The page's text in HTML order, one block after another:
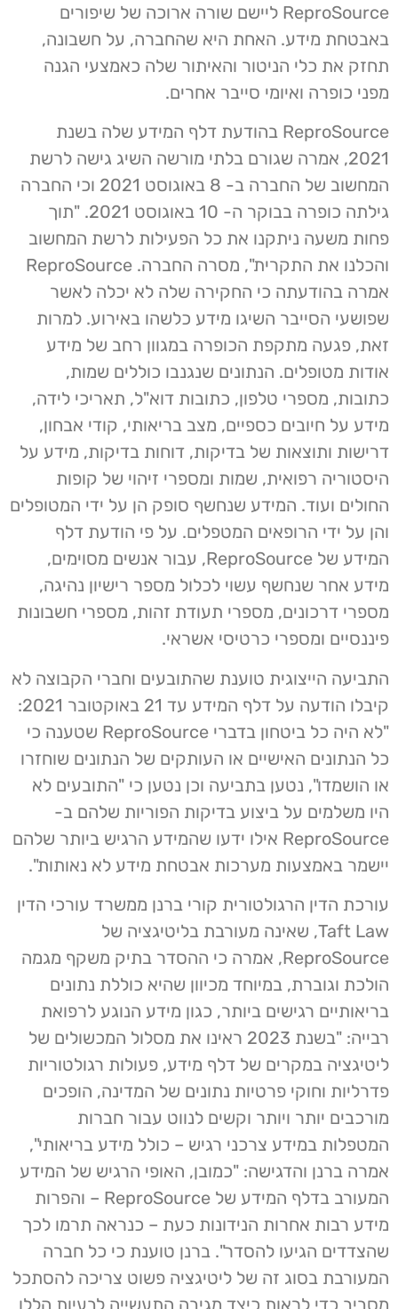
ReproSource ליישם שורה ארוכה של שיפורים
באבטחת מידע. האחת היא שהחברה, על חשבונה,
תחזק את כלי הניטור והאיתור שלה כאמצעי הגנה
מפני כופרה ואיומי סייבר אחרים.
ReproSource בהודעת דלף המידע שלה בשנת
2021, אמרה שגורם בלתי מורשה השיג גישה לרשת
המחשוב של החברה ב- 8 באוגוסט 2021 וכי החברה
גילתה כופרה בבוקר ה- 10 באוגוסט 2021. "תוך
פחות משעה ניתקנו את כל הפעילות לרשת המחשוב
והכלנו את התקרית", מסרה החברה. ReproSource
אמרה בהודעתה כי החקירה שלה לא יכלה לאשר
שפושעי הסייבר השיגו מידע כלשהו באירוע. למרות
זאת, פגעה מתקפת הכופרה במגוון רחב של מידע
אודות מטופלים. הנתונים שנגנבו כוללים שמות,
כתובות, מספרי טלפון, כתובות דוא"ל, תאריכי לידה,
מידע על חיובים כספיים, מצב בריאותי, קודי אבחון,
דרישות ותוצאות של בדיקות, דוחות בדיקות, מידע על
היסטוריה רפואית, שמות ומספרי זיהוי של קופות
החולים ועוד. המידע שנחשף סופק הן על ידי המטופלים
והן על ידי הרופאים המטפלים. על פי הודעת דלף
המידע של ReproSource, עבור אנשים מסוימים,
מידע אחר שנחשף עשוי לכלול מספר רישיון נהיגה,
מספרי דרכונים, מספרי תעודת זהות, מספרי חשבונות
פיננסיים ומספרי כרטיסי אשראי.
התביעה הייצוגית טוענת שהתובעים וחברי הקבוצה לא
קיבלו הודעה על דלף המידע עד 21 באוקטובר 2021:
"לא היה כל ביטחון בדברי ReproSource שטענה כי
כל הנתונים האישיים או העותקים של הנתונים שוחזרו
או הושמדו", נטען בתביעה וכן נטען כי "התובעים לא
היו משלמים על ביצוע בדיקות הפוריות שלהם ב-
ReproSource אילו ידעו שהמידע הרגיש ביותר שלהם
יישמר באמצעות מערכות אבטחת מידע לא נאותות".
עורכת הדין הרגולטורית קורי ברנן ממשרד עורכי הדין
Taft Law, שאינה מעורבת בליטיגציה של
ReproSource, אמרה כי ההסדר בתיק משקף מגמה
הולכת וגוברת, במיוחד מכיוון שהיא כוללת נתונים
בריאותיים רגישים ביותר, כגון מידע הנוגע לרפואת
רבייה: "בשנת 2023 ראינו את מסלול המכשולים של
ליטיגציה במקרים של דלף מידע, פעולות רגולטוריות
פדרליות וחוקי פרטיות נתונים של המדינה, הופכים
מורכבים יותר ויותר וקשים לנווט עבור חברות
המטפלות במידע צרכני רגיש – כולל מידע בריאותי",
אמרה ברנן והדגישה: "כמובן, האופי הרגיש של המידע
המעורב בדלף המידע של ReproSource – והפרות
מידע רבות אחרות הנידונות כעת – כנראה תרמו לכך
שהצדדים הגיעו להסדר". ברנן טוענת כי כל חברה
המעורבת בסוג זה של ליטיגציה פשוט צריכה להסתכל
מסביב כדי לראות כיצד מגיבה התעשייה לבעיות הללו